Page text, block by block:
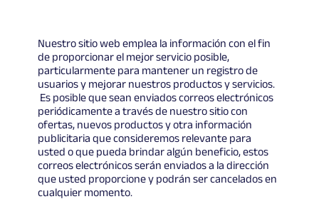
Nuestro sitio web emplea la información con el fin
de proporcionar el mejor servicio posible,
particularmente para mantener un registro de
usuarios y mejorar nuestros productos y servicios.
Es posible que sean enviados correos electrónicos
periódicamente a través de nuestro sitio con
ofertas, nuevos productos y otra información
publicitaria que consideremos relevante para
usted o que pueda brindar algún beneficio, estos
correos electrónicos serán enviados a la dirección
que usted proporcione y podrán ser cancelados en
cualquier momento.